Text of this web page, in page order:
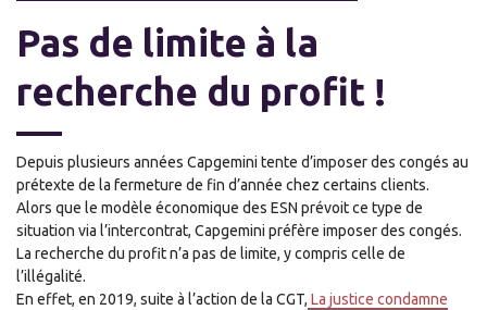
Pas de limite à la
recherche du profit !
Depuis plusieurs années Capgemini tente d’imposer des congés au
prétexte de la fermeture de fin d’année chez certains clients.
Alors que le modèle économique des ESN prévoit ce type de
situation via l’intercontrat, Capgemini préfère imposer des congés.
La recherche du profit n’a pas de limite, y compris celle de
l’illégalité.
En effet, en 2019, suite à l’action de la CGT, La justice condamne